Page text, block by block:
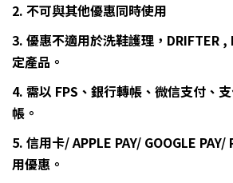
2. 不可與其他優惠同時使用
3. 優惠不適用於洗鞋護理，DRIFTER
定產品。
4. 需以 FPS、銀行轉帳、微信支付、
帳。
5. 信用卡/ APPLE PAY/ GOOGLE PAY/
用優惠。